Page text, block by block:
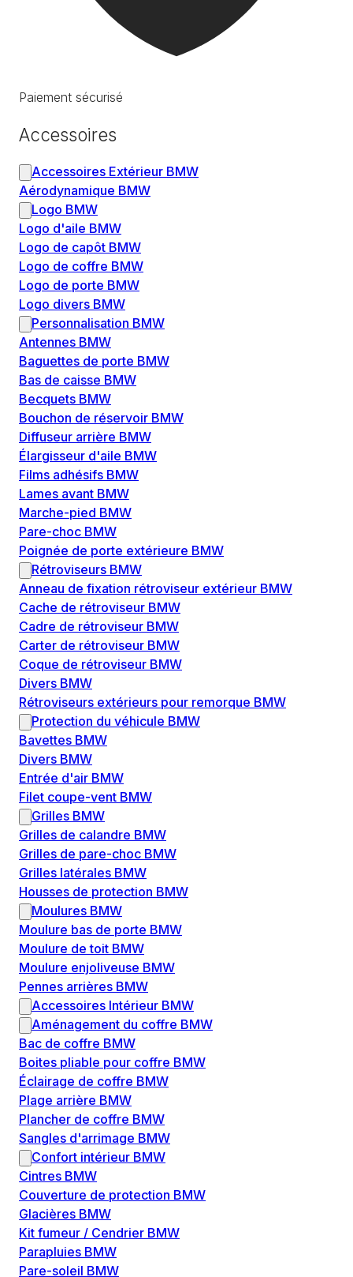
Paiement sécurisé
Accessoires
Accessoires Extérieur BMW
Aérodynamique BMW
Logo BMW
Logo d'aile BMW
Logo de capôt BMW
Logo de coffre BMW
Logo de porte BMW
Logo divers BMW
Personnalisation BMW
Antennes BMW
Baguettes de porte BMW
Bas de caisse BMW
Becquets BMW
Bouchon de réservoir BMW
Diffuseur arrière BMW
Élargisseur d'aile BMW
Films adhésifs BMW
Lames avant BMW
Marche-pied BMW
Pare-choc BMW
Poignée de porte extérieure BMW
Rétroviseurs BMW
Anneau de fixation rétroviseur extérieur BMW
Cache de rétroviseur BMW
Cadre de rétroviseur BMW
Carter de rétroviseur BMW
Coque de rétroviseur BMW
Divers BMW
Rétroviseurs extérieurs pour remorque BMW
Protection du véhicule BMW
Bavettes BMW
Divers BMW
Entrée d'air BMW
Filet coupe-vent BMW
Grilles BMW
Grilles de calandre BMW
Grilles de pare-choc BMW
Grilles latérales BMW
Housses de protection BMW
Moulures BMW
Moulure bas de porte BMW
Moulure de toit BMW
Moulure enjoliveuse BMW
Pennes arrières BMW
Accessoires Intérieur BMW
Aménagement du coffre BMW
Bac de coffre BMW
Boites pliable pour coffre BMW
Éclairage de coffre BMW
Plage arrière BMW
Plancher de coffre BMW
Sangles d'arrimage BMW
Confort intérieur BMW
Cintres BMW
Couverture de protection BMW
Glacières BMW
Kit fumeur / Cendrier BMW
Parapluies BMW
Pare-soleil BMW